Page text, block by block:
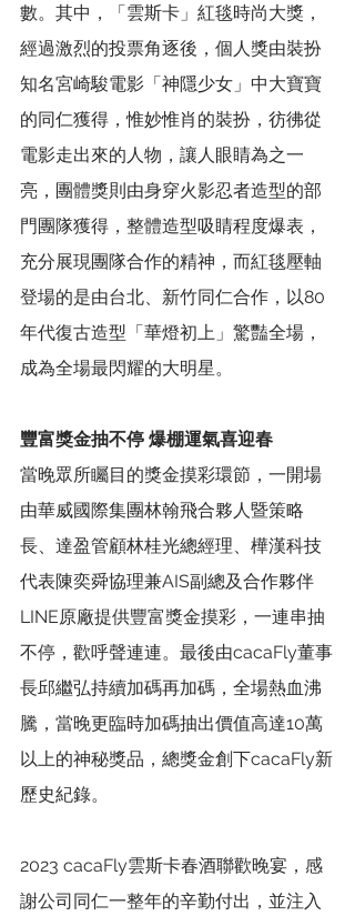
數。其中，「雲斯卡」紅毯時尚大獎，
經過激烈的投票角逐後，個人獎由裝扮
知名宮崎駿電影「神隱少女」中大寶寶
的同仁獲得，惟妙惟肖的裝扮，彷彿從
電影走出來的人物，讓人眼睛為之一
亮，團體獎則由身穿火影忍者造型的部
門團隊獲得，整體造型吸睛程度爆表，
充分展現團隊合作的精神，而紅毯壓軸
登場的是由台北、新竹同仁合作，以80
年代復古造型「華燈初上」驚豔全場，
成為全場最閃耀的大明星。
豐富獎金抽不停 爆棚運氣喜迎春
當晚眾所矚目的獎金摸彩環節，一開場
由華威國際集團林翰飛合夥人暨策略
長、達盈管顧林桂光總經理、樺漢科技
代表陳奕舜協理兼AIS副總及合作夥伴
LINE原廠提供豐富獎金摸彩，一連串抽
不停，歡呼聲連連。最後由cacaFly董事
長邱繼弘持續加碼再加碼，全場熱血沸
騰，當晚更臨時加碼抽出價值高達10萬
以上的神秘獎品，總獎金創下cacaFly新
歷史紀錄。
2023 cacaFly雲斯卡春酒聯歡晚宴，感
謝公司同仁一整年的辛勤付出，並注入